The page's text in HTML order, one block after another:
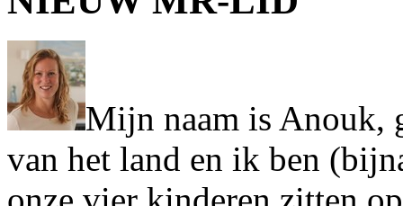
Mijn naam is Anouk,
van het land en ik ben